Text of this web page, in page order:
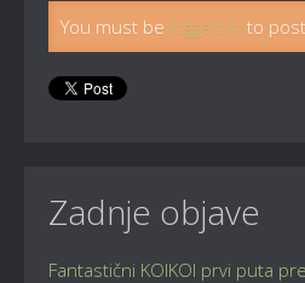
You must be logged in to
Zadnje objave
Fantastični KOIKOI prvi puta